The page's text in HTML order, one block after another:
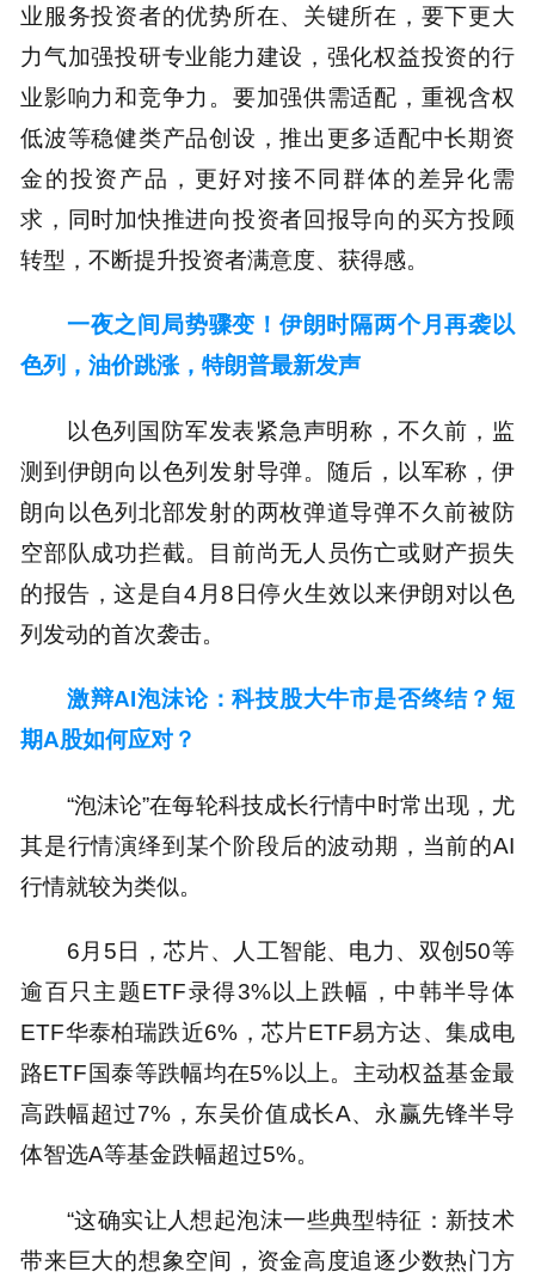
业服务投资者的优势所在、关键所在，要下更大
力气加强投研专业能力建设，强化权益投资的行
业影响力和竞争力。要加强供需适配，重视含权
低波等稳健类产品创设，推出更多适配中长期资
金的投资产品，更好对接不同群体的差异化需
求，同时加快推进向投资者回报导向的买方投顾
转型，不断提升投资者满意度、获得感。
一夜之间局势骤变！伊朗时隔两个月再袭以
色列，油价跳涨，特朗普最新发声
以色列国防军发表紧急声明称，不久前，监
测到伊朗向以色列发射导弹。随后，以军称，伊
朗向以色列北部发射的两枚弹道导弹不久前被防
空部队成功拦截。目前尚无人员伤亡或财产损失
的报告，这是自4月8日停火生效以来伊朗对以色
列发动的首次袭击。
激辩AI泡沫论：科技股大牛市是否终结？短
期A股如何应对？
“泡沫论”在每轮科技成长行情中时常出现，尤
其是行情演绎到某个阶段后的波动期，当前的AI
行情就较为类似。
6月5日，芯片、人工智能、电力、双创50等
逾百只主题ETF录得3%以上跌幅，中韩半导体
ETF华泰柏瑞跌近6%，芯片ETF易方达、集成电
路ETF国泰等跌幅均在5%以上。主动权益基金最
高跌幅超过7%，东吴价值成长A、永赢先锋半导
体智选A等基金跌幅超过5%。
“这确实让人想起泡沫一些典型特征：新技术
带来巨大的想象空间，资金高度追逐少数热门方